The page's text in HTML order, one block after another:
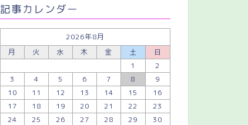
記事カレンダー
2026年8月
月
火 水 木 金 土
日
1
2
3
4 5 6 7 8
9
10
11 12 13 14 15
16
17
18 19 20 21 22
23
24
25 26 27 28 29
30